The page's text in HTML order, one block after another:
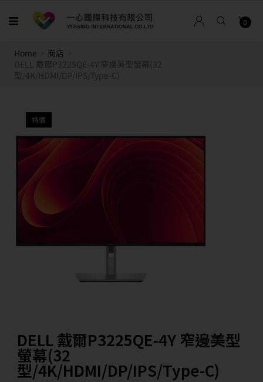
0
Home
商店
DELL 戴爾P3225QE-4Y 窄邊美型螢幕(32
型/4K/HDMI/DP/IPS/Type-C)
特價
DELL 戴爾P3225QE-4Y 窄邊美型
螢幕(32
型/4K/HDMI/DP/IPS/Type-C)